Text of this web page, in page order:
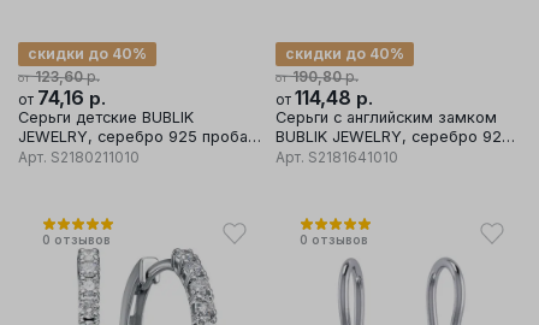
от 123,60р.
скидки до 40%
от 74,16 р.
Серьги детские BUBLIK
JEWELRY, серебро 925 проба,
вставка фианит
Арт. S2180211010
от 190,80р.
скидки до 40%
от 114,48 р.
Серьги с английским замком
BUBLIK JEWELRY, серебро 925
проба, вставка фианит
Арт. S2181641010
0 отзывов 0 отзывов